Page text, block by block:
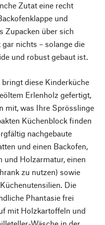
Zutat eine recht
und
Zupacken über sich
nichts – solange die
und robust gebaut ist.
diese Kinderküche
Erlenholz gefertigt,
mit, was Ihre Sprösslinge
Küchenblock finden
nachgebaute
und einen Backofen,
und Holzarmatur, einen
zu nutzen) sowie
Die
Phantasie frei
mit Holzkartoffeln und